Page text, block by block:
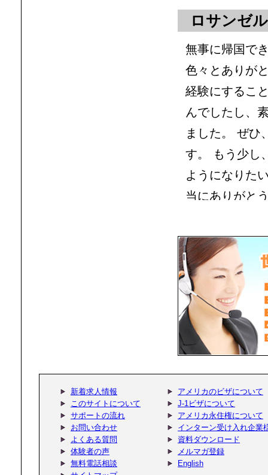
ロサンゼ
無事に帰国で
色々とありが
経験にするこ
んでしたし、
ました。 ぜひ
す。 もう少し
ようになりた
当にありがと
ハワイ研
本当に大変お
き、無事合格
ハワイ研
いろいろご指
たので本当に
いっきり楽し
す。
ニューヨ
新着求人情報
このサイトについて
サポートの流れ
お問い合わせ
よくある質問
体験者の声
無料電話相談
アメリカのビザについて
J-1ビザについて
アメリカ永住権について
インターン受け入れ企業
資料ダウンロード
メルマガ登録
English